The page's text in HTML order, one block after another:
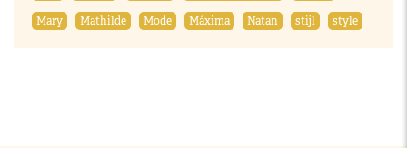
Mary
Mathilde Mode Máxima Natan stijl style